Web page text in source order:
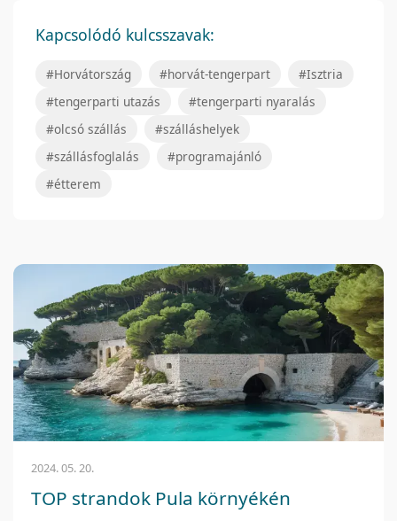
Kapcsolódó kulcsszavak:
#Horvátország #horvát-tengerpart
#Isztria
#tengerparti utazás
#tengerparti nyaralás
#olcsó szállás
#szálláshelyek
#szállásfoglalás
#programajánló
#étterem
2024. 05. 20.
TOP strandok Pula környékén